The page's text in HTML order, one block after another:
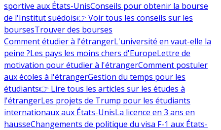
sportive aux États-UnisConseils pour obtenir la bourse
de l'Institut suédois👉 Voir tous les conseils sur les
boursesTrouver des bourses
Comment étudier à l'étrangerL'université en vaut-elle la
peine ?Les pays les moins chers d'EuropeLettre de
motivation pour étudier à l'étrangerComment postuler
aux écoles à l'étrangerGestion du temps pour les
étudiants👉 Lire tous les articles sur les études à
l'étrangerLes projets de Trump pour les étudiants
internationaux aux États-UnisLa licence en 3 ans en
hausseChangements de politique du visa F-1 aux États-